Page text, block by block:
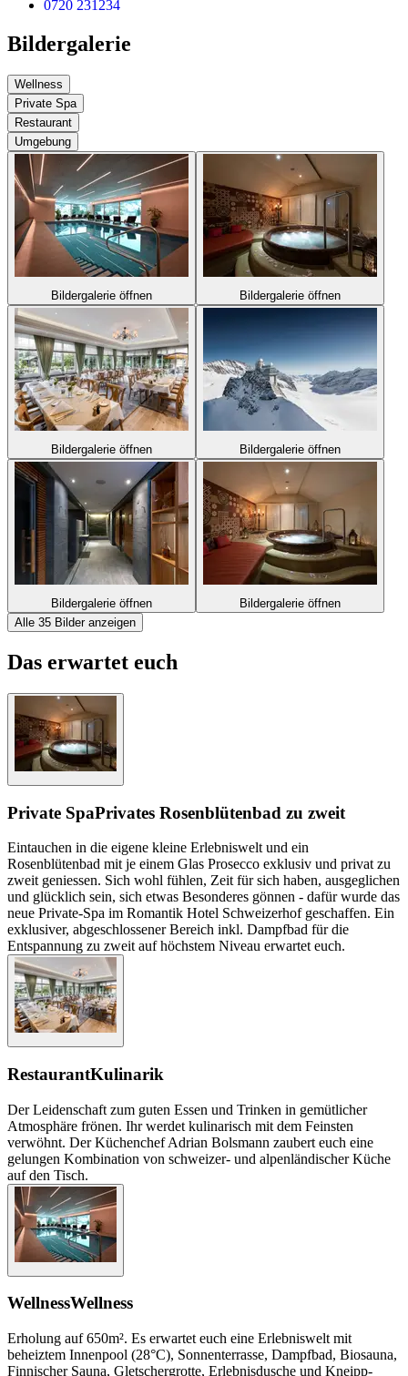
0720 231234
Bildergalerie
Wellness
Private Spa
Restaurant
Umgebung
Bildergalerie öffnen Bildergalerie öffnen
Bildergalerie öffnen Bildergalerie öffnen
Bildergalerie öffnen
Bildergalerie öffnen
Alle 35 Bilder anzeigen
Das erwartet euch
Private SpaPrivates Rosenblütenbad zu zweit
Eintauchen in die eigene kleine Erlebniswelt und ein
Rosenblütenbad mit je einem Glas Prosecco exklusiv und privat zu
zweit geniessen. Sich wohl fühlen, Zeit für sich haben, ausgeglichen
und glücklich sein, sich etwas Besonderes gönnen - dafür wurde das
neue Private-Spa im Romantik Hotel Schweizerhof geschaffen. Ein
exklusiver, abgeschlossener Bereich inkl. Dampfbad für die
Entspannung zu zweit auf höchstem Niveau erwartet euch.
RestaurantKulinarik
Der Leidenschaft zum guten Essen und Trinken in gemütlicher
Atmosphäre frönen. Ihr werdet kulinarisch mit dem Feinsten
verwöhnt. Der Küchenchef Adrian Bolsmann zaubert euch eine
gelungen Kombination von schweizer- und alpenländischer Küche
auf den Tisch.
WellnessWellness
Erholung auf 650m². Es erwartet euch eine Erlebniswelt mit
beheiztem Innenpool (28°C), Sonnenterrasse, Dampfbad, Biosauna,
Finnischer Sauna, Gletschergrotte, Erlebnisdusche und Kneipp-